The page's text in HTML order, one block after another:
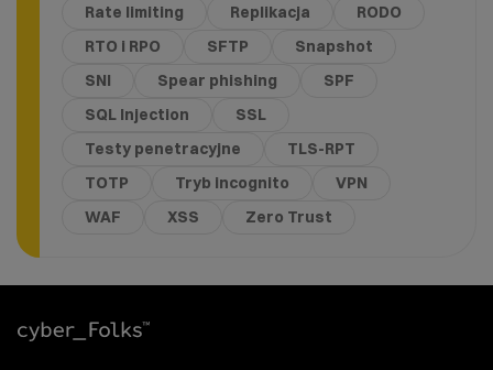
Rate limiting
Replikacja
RODO
RTO i RPO
SFTP
Snapshot
SNI
Spear phishing
SPF
SQL Injection
SSL
Testy penetracyjne
TLS-RPT
TOTP
Tryb incognito
VPN
WAF
XSS Zero Trust